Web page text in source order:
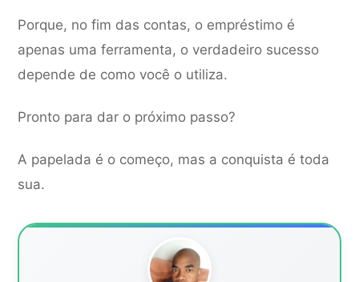
Porque, no fim das contas, o empréstimo é
apenas uma ferramenta, o verdadeiro sucesso
depende de como você o utiliza.
Pronto para dar o próximo passo?
A papelada é o começo, mas a conquista é toda
sua.